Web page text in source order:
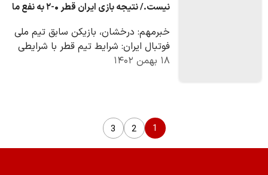
نیست./ نتیجه بازی ایران قطر ۰-۲ به نفع ما
خبرمهم: درخشان، بازیکن سابق تیم ملی
فوتبال ایران: شرایط تیم قطر با شرایطی
که ما با آن‌ها بازی‌های دوستانه انجام
۱۸ بهمن ۱۴۰۲
1
2
3